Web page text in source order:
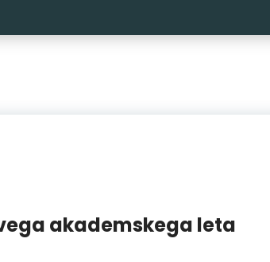
akademskega leta